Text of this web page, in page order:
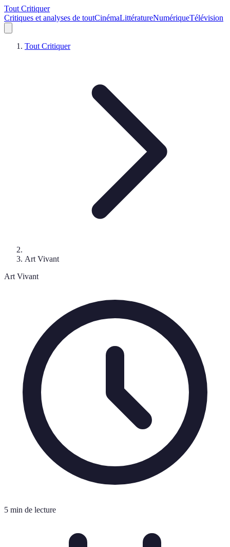
Tout Critiquer
Critiques et analyses de toutCinémaLittératureNumériqueTélévision
Tout Critiquer
Art Vivant
Art Vivant
5 min de lecture